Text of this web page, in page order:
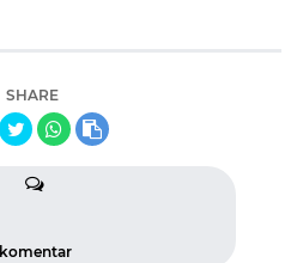
SHARE
komentar